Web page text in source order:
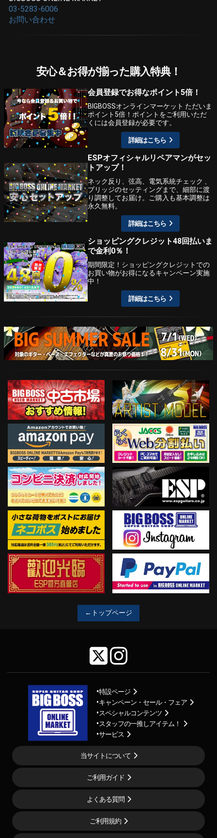
03-5283-6006
お問い合わせ
安心＆お得が揃った購入特典！
会員登録でお得なポイント5倍！
BIGBOSSオンラインマーケット ただいま
ポイント5倍！ポイントをご利用いただ
くには会員登録が必要です。
詳細はこちら
ESPオフィシャルリペアマンがセッ
トアップ！
ネック反り、弦高、電気系統チェック 、
ブリッジのセッティングまで、細部に渡
り調整してお届け。ご購入も基本調整は
永久無料。
詳細はこちら
ショッピングクレジット48回払いま
で金利0％！
期間限定！ショッピングクレジットでの
お買い物がお得になるキャンペーン実施
中！
詳細はこちら
←トップページ
特設ページ
キャンペーン・セール・フェア
スペシャルコンテンツ
スタッフの一推しアイテム！
サービス
当サイトについて
ご利用ガイド
よくある質問
ご利用規約